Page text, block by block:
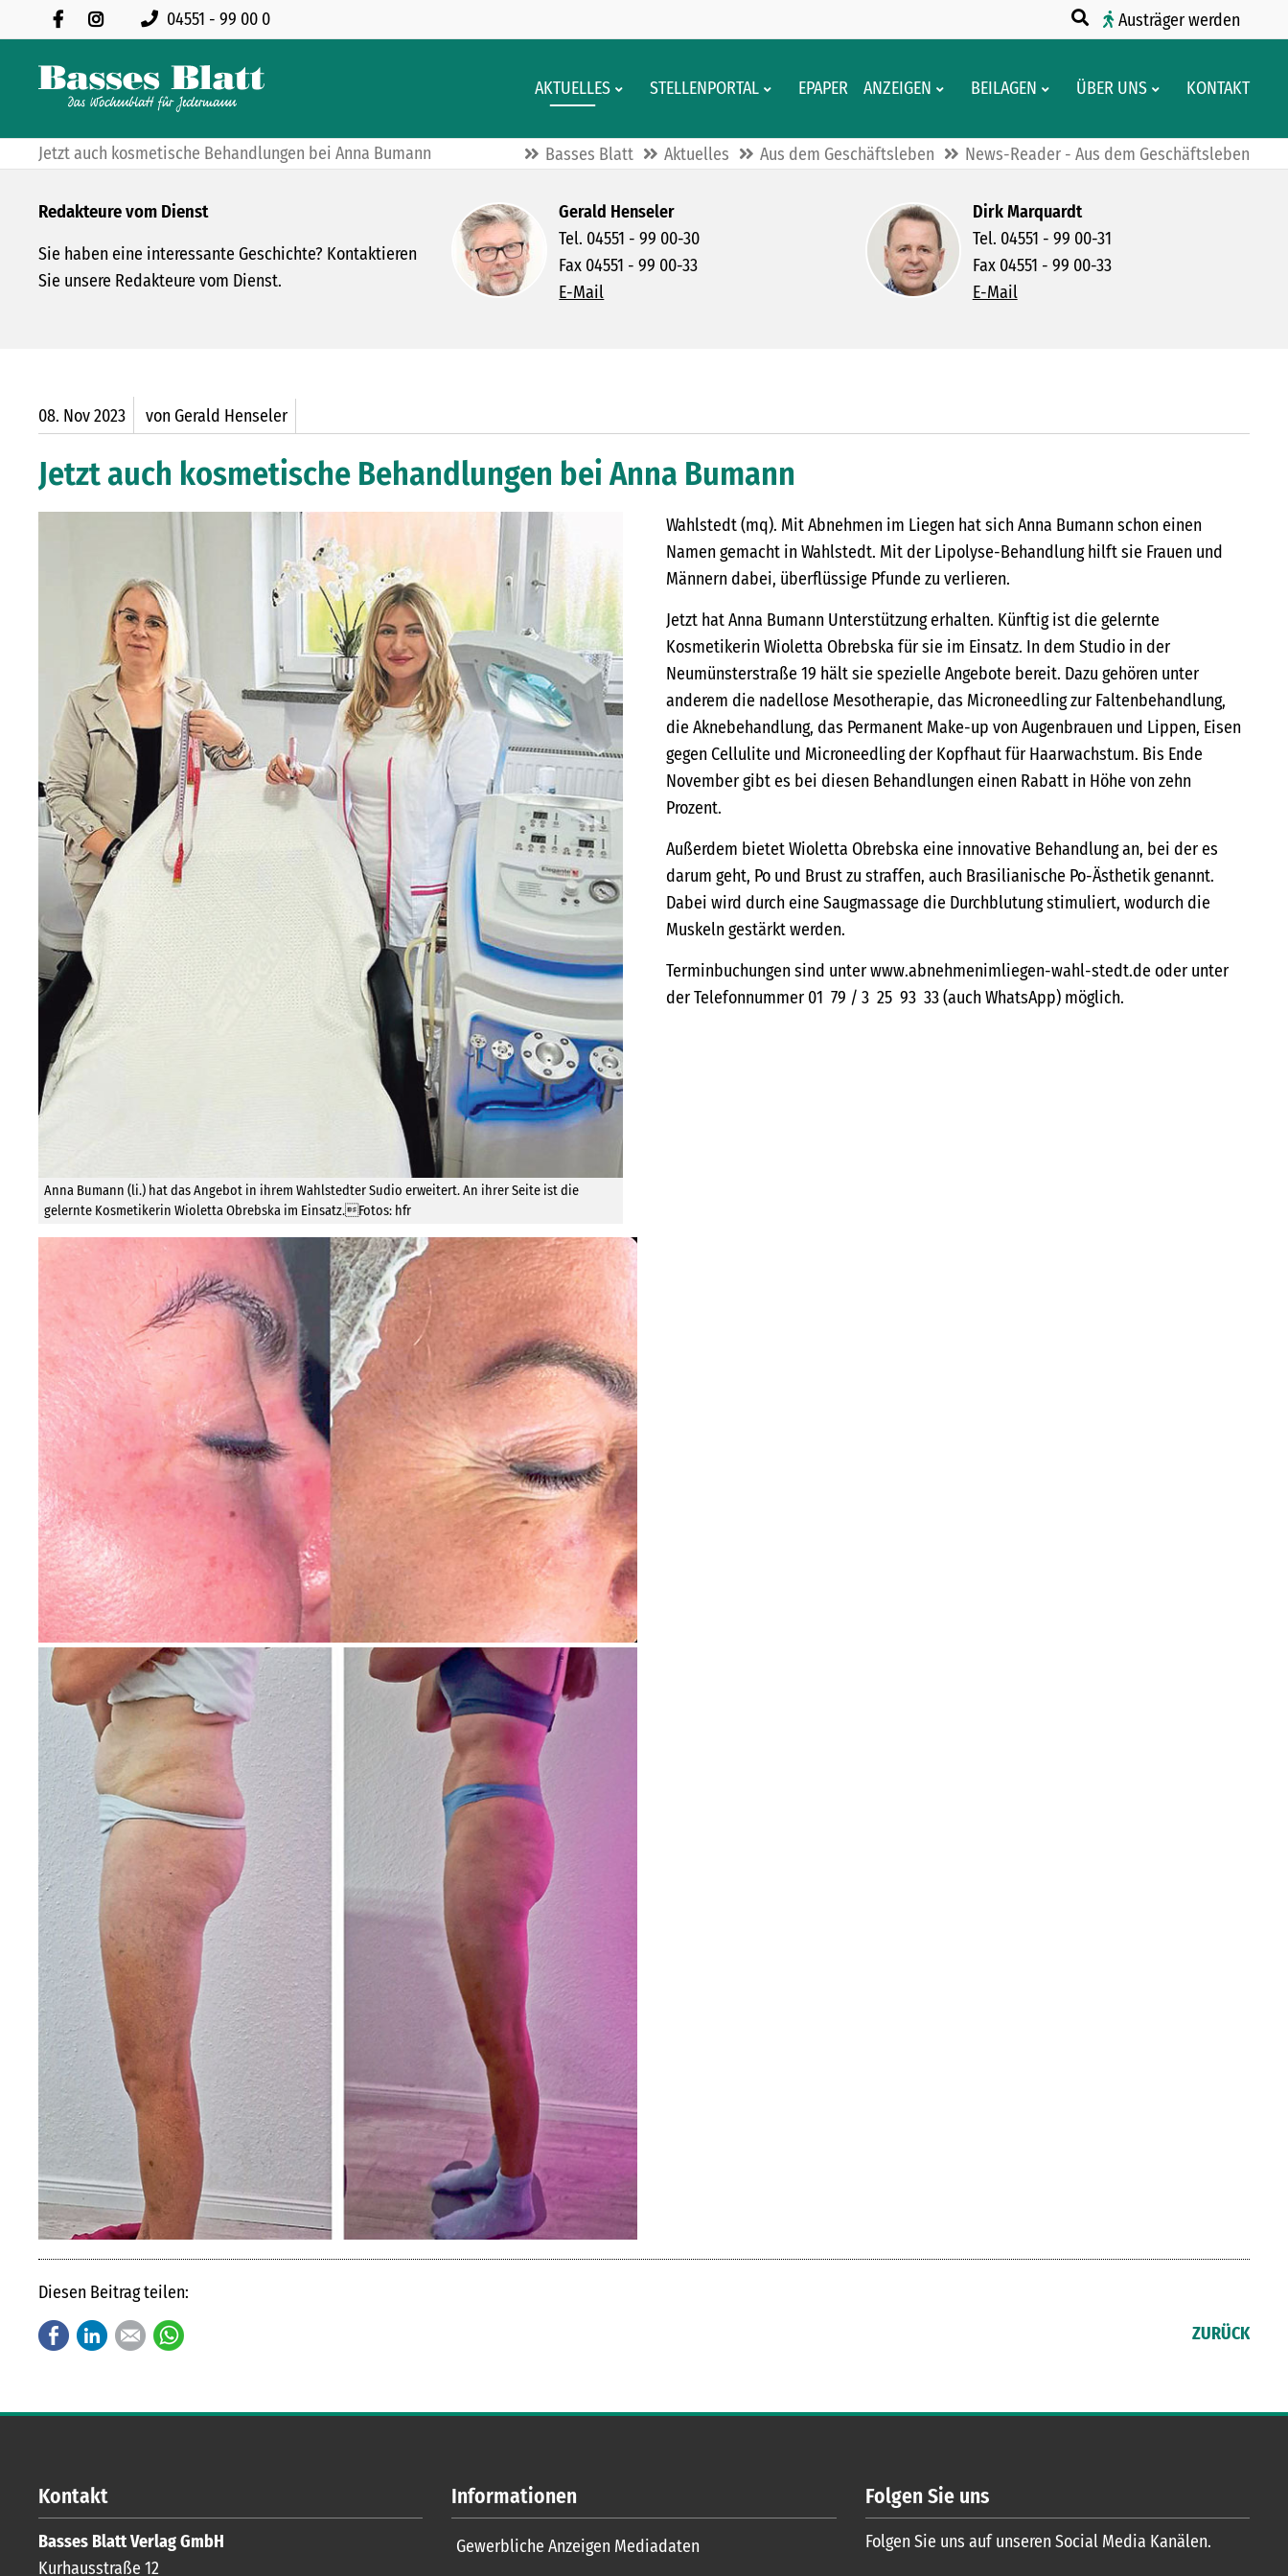
04551 - 99 00 0 Austräger werden
AKTUELLES STELLENPORTAL EPAPER ANZEIGEN BEILAGEN ÜBER UNS KONTAKT
Jetzt auch kosmetische Behandlungen bei Anna Bumann Basses Blatt Aktuelles Aus dem Geschäftsleben News-Reader - Aus dem Geschäftsleben
Redakteure vom Dienst
Sie haben eine interessante Geschichte? Kontaktieren
Sie unsere Redakteure vom Dienst.
Gerald Henseler
Tel. 04551 - 99 00-30
Fax 04551 - 99 00-33
E-Mail
Dirk Marquardt
Tel. 04551 - 99 00-31
Fax 04551 - 99 00-33
E-Mail
08. Nov2023 von Gerald Henseler
Jetzt auch kosmetische Behandlungen bei Anna Bumann
Anna Bumann (li.) hat das Angebot in ihrem Wahlstedter Sudio erweitert. An ihrer Seite ist die
gelernte Kosmetikerin Wioletta Obrebska im Einsatz.Fotos: hfr
Wahlstedt (mq). Mit Abnehmen im Liegen hat sich Anna Bumann schon einen
Namen gemacht in Wahlstedt. Mit der Lipolyse-Behandlung hilft sie Frauen und
Männern dabei, überflüssige Pfunde zu verlieren.
Jetzt hat Anna Bumann Unterstützung erhalten. Künftig ist die gelernte
Kosmetikerin Wioletta Obrebska für sie im Einsatz. In dem Studio in der
Neumünsterstraße 19 hält sie spezielle Angebote bereit. Dazu gehören unter
anderem die nadellose Mesotherapie, das Microneedling zur Faltenbehandlung,
die Aknebehandlung, das Permanent Make-up von Augenbrauen und Lippen, Eisen
gegen Cellulite und Microneedling der Kopfhaut für Haarwachstum. Bis Ende
November gibt es bei diesen Behandlungen einen Rabatt in Höhe von zehn
Prozent.
Außerdem bietet Wioletta Obrebska eine innovative Behandlung an, bei der es
darum geht, Po und Brust zu straffen, auch Brasilianische Po-Ästhetik genannt.
Dabei wird durch eine Saugmassage die Durchblutung stimuliert, wodurch die
Muskeln gestärkt werden.
Terminbuchungen sind unter www.abnehmenimliegen-wahl-stedt.de oder unter
der Telefonnummer 01 79 / 3 25 93 33 (auch WhatsApp) möglich.
Diesen Beitrag teilen:
FacebookLinkedInE-mail ZURÜCK
Kontakt
Basses Blatt Verlag GmbH
Kurhausstraße 12
Informationen
Gewerbliche Anzeigen Mediadaten
Folgen Sie uns
Folgen Sie uns auf unseren Social Media Kanälen.